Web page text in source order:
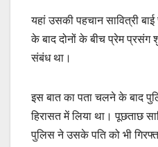
यहां उसकी पहचान सावित्री
के बाद दोनों के बीच प्रेम प्रसंग
संबंध था।
इस बात का पता चलने के बाद
हिरासत में लिया था। पूछताछ
पुलिस ने उसके पति को भी